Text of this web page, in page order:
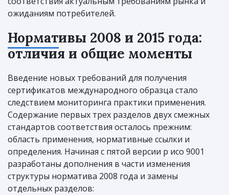
ожиданиям потребителей.
Нормативы 2008 и 2015 года:
отличия и общие моменты
Введение новых требований для получения
сертификатов международного образца стало
следствием мониторинга практики применения.
Содержание первых трех разделов двух смежных
стандартов соответствия осталось прежним:
область применения, нормативные ссылки и
определения. Начиная с пятой версии р исо 9001
разработаны дополнения в части изменения
структуры норматива 2008 года и замены
отдельных разделов: